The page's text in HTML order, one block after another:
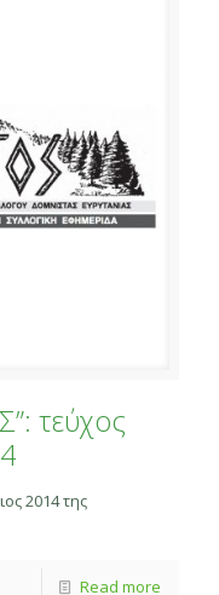
τεύχος
2014 της
Read more